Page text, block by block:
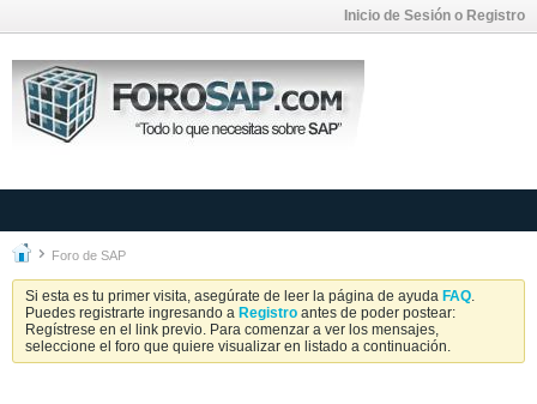
Inicio de Sesión o Registro
Foro de SAP
Si esta es tu primer visita, asegúrate de leer la página de ayuda FAQ.
Puedes registrarte ingresando a Registro antes de poder postear:
Regístrese en el link previo. Para comenzar a ver los mensajes,
seleccione el foro que quiere visualizar en listado a continuación.